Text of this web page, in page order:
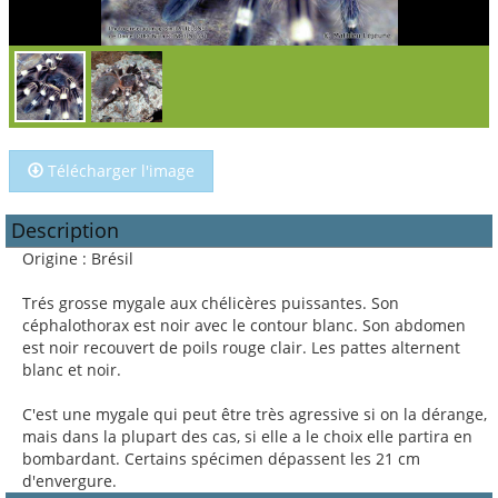
Télécharger l'image
Description
Origine : Brésil
Trés grosse mygale aux chélicères puissantes. Son
céphalothorax est noir avec le contour blanc. Son abdomen
est noir recouvert de poils rouge clair. Les pattes alternent
blanc et noir.
C'est une mygale qui peut être très agressive si on la dérange,
mais dans la plupart des cas, si elle a le choix elle partira en
bombardant. Certains spécimen dépassent les 21 cm
d'envergure.